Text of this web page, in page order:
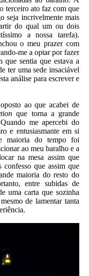
terceiro ato faz com que
seja incrivelmente mais
do qual um ou dois
a nossa tarefa).
o meu prazer com
me a optar por fazer
que sentia que estava a
ter uma sede insaciável
análise para escrever e
ao que acabei de
que torna a grande
me apercebi do
e entusiasmante em si
maioria do tempo foi
ao meu baralho e a
na mesa assim que
que assim que
maioria do resto do
entre subidas de
uma carta que sozinha
de lamentar tanta